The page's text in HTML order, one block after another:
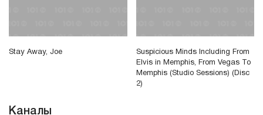
Stay Away, Joe
Suspicious Minds Including From
Elvis in Memphis, From Vegas To
Memphis (Studio Sessions) (Disc
2)
Каналы